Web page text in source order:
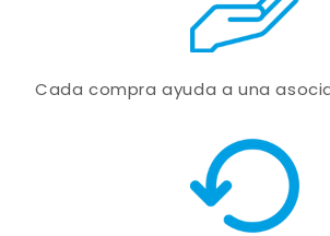
Cada compra ayuda a una